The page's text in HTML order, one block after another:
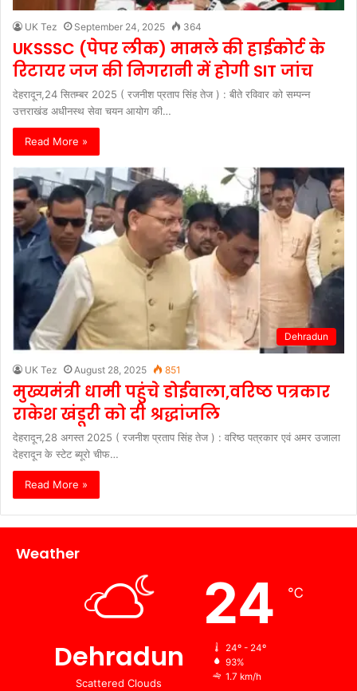
UK Tez September 24, 2025 364
UKSSSC (पेपर लीक) मामले की हाईकोर्ट के
रिटायर जज की निगरानी में होगी SIT जांच
देहरादून,24 सितम्बर 2025 ( रजनीश प्रताप सिंह तेज ) : बीते रविवार को सम्पन्न
उत्तराखंड अधीनस्थ सेवा चयन आयोग की…
Read More »
Dehradun
UK Tez August 28, 2025 851
मुख्यमंत्री धामी पहुंचे डोईवाला,वरिष्ठ पत्रकार
राकेश खंडूरी को दी श्रद्धांजलि
देहरादून,28 अगस्त 2025 ( रजनीश प्रताप सिंह तेज ) : वरिष्ठ पत्रकार एवं अमर उजाला
देहरादून के स्टेट ब्यूरो चीफ…
Read More »
Weather
Dehradun
Scattered Clouds
24 ℃
24º - 24º
93%
1.7 km/h